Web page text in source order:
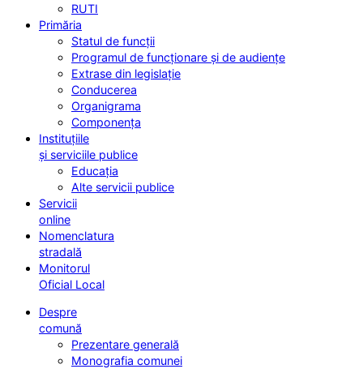
RUTI
Primăria
Statul de funcții
Programul de funcționare și de audiențe
Extrase din legislație
Conducerea
Organigrama
Componența
Instituțiile
și serviciile publice
Educația
Alte servicii publice
Servicii
online
Nomenclatura
stradală
Monitorul
Oficial Local
Despre
comună
Prezentare generală
Monografia comunei